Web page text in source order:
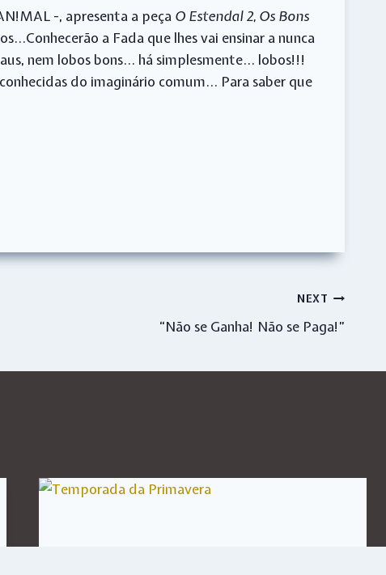
-, apresenta a peça O Estendal 2, Os Bons
a Fada que lhes vai ensinar a nunca
nem lobos bons… há simplesmente… lobos!!!
do imaginário comum… Para saber que
NEXT
“Não se Ganha! Não se Paga!”